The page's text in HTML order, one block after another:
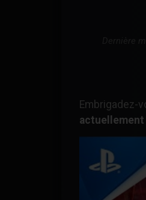
Embrigadez-